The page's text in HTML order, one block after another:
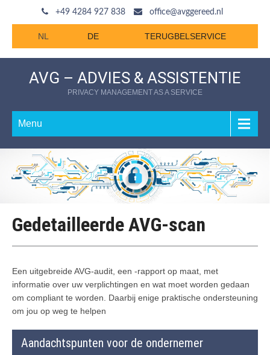
+49 4284 927 838 office@avggereed.nl
NL DE TERUGBELSERVICE
AVG – ADVIES & ASSISTENTIE
PRIVACY MANAGEMENT AS A SERVICE
Menu
Gedetailleerde AVG-scan
Een uitgebreide AVG-audit, een -rapport op maat, met
informatie over uw verplichtingen en wat moet worden gedaan
om compliant te worden. Daarbij enige praktische ondersteuning
om jou op weg te helpen
Aandachtspunten voor de ondernemer